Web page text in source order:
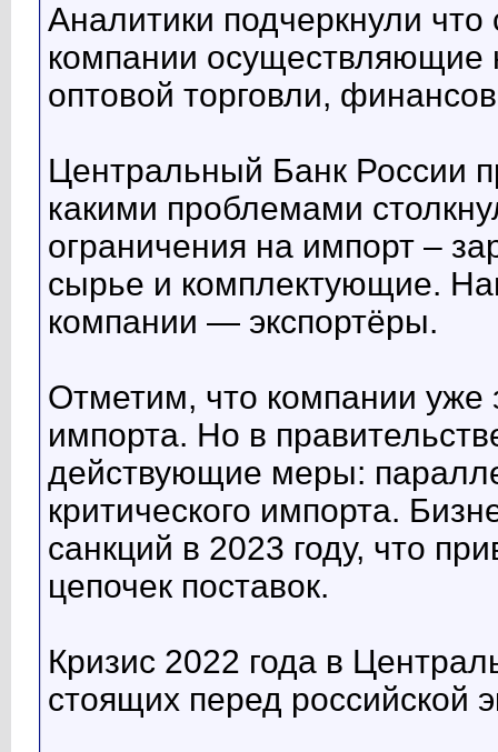
Аналитики подчеркнули
компании осуществляющие
оптовой торговли,
Центральный Банк России
какими проблемами
ограничения на импорт –
сырье и комплектующие.
компании — экспортёры.
Отметим, что компании уже
импорта. Но в
действующие меры:
критического импорта.
санкций в 2023 году, что
цепочек поставок.
Кризис 2022 года в
стоящих перед российской